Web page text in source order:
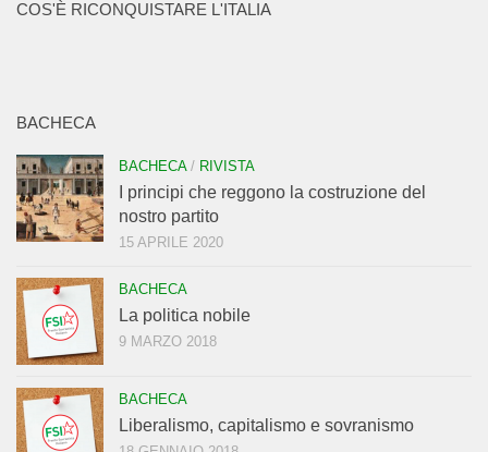
COS'È RICONQUISTARE L'ITALIA
BACHECA
BACHECA/ RIVISTA
I principi che reggono la costruzione del
nostro partito
15 APRILE 2020
BACHECA
La politica nobile
9 MARZO 2018
BACHECA
Liberalismo, capitalismo e sovranismo